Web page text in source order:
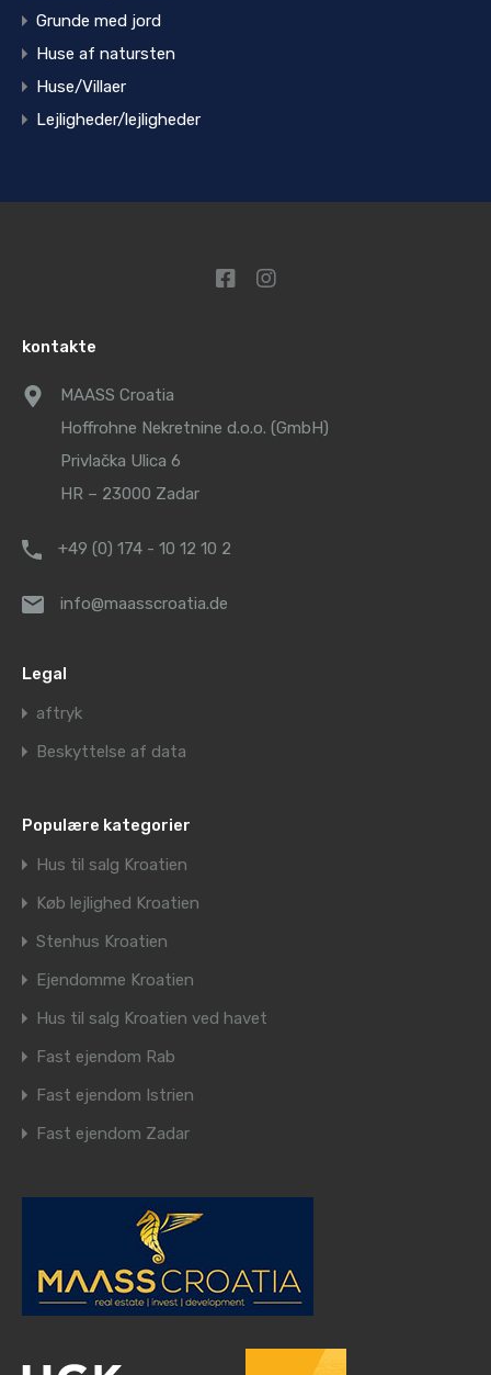
Grunde med jord
Huse af natursten
Huse/Villaer
Lejligheder/lejligheder
kontakte
MAASS Croatia
Hoffrohne Nekretnine d.o.o. (GmbH)
Privlačka Ulica 6
HR – 23000 Zadar
+49 (0) 174 - 10 12 10 2
info@maasscroatia.de
Legal
aftryk
Beskyttelse af data
Populære kategorier
Hus til salg Kroatien
Køb lejlighed Kroatien
Stenhus Kroatien
Ejendomme Kroatien
Hus til salg Kroatien ved havet
Fast ejendom Rab
Fast ejendom Istrien
Fast ejendom Zadar